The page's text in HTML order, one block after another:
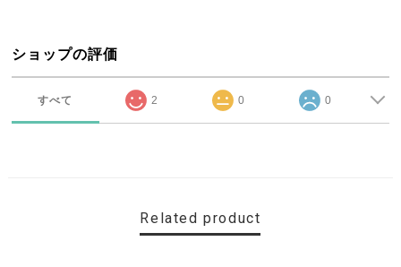
ショップの評価
すべて 2 0 0
Related product